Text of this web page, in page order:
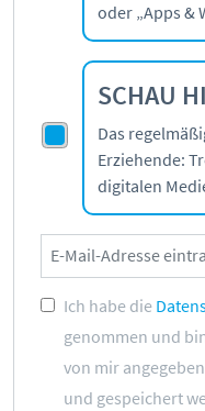
oder „Apps &
SCHAU
Das
Erziehende:
digitalen
Ich habe die
genommen und
von mir
und gespeichert